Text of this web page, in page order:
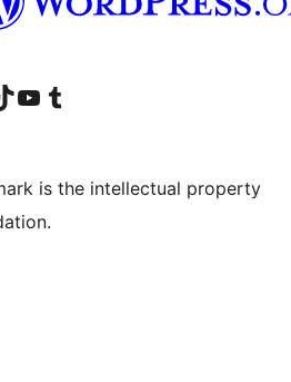
účetnáš TikTok účet
Navštivte náš YouTube kanálNavštivte náš Tumblr účet
is the intellectual property